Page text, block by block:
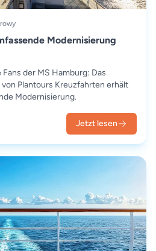
Modernisierung
der MS Hamburg: Das
Plantours Kreuzfahrten erhält
Modernisierung.
Jetzt lesen